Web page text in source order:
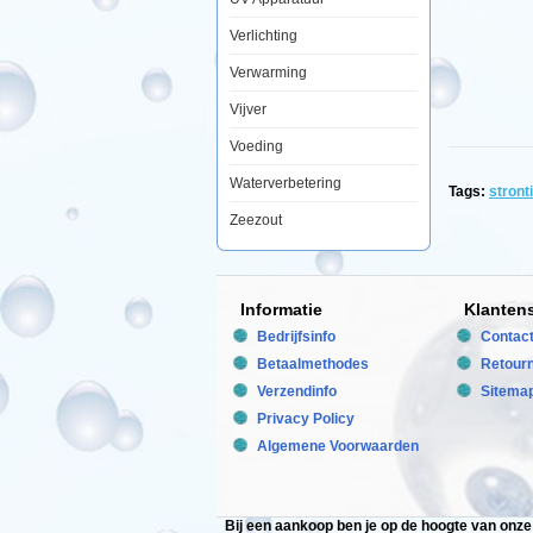
Verlichting
Verwarming
Vijver
Voeding
Waterverbetering
Zeezout
geassimileerd,
met
skeletten
zeedieren.
ons
onderzoek
verhouding
van
Ca:
Sr
reactoren
het
Tags:
Informatie
Bedrijfsinfo
Betaalmethodes
Verzendinfo
Privacy Policy
Algemene Voorwaarden
Contact
Bij een aankoop ben je op de hoogte van onze